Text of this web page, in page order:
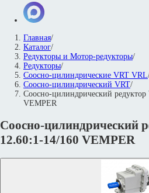
Главная/
Каталог/
Редукторы и Мотор-редукторы/
Редукторы/
Соосно-цилиндрические VRT VRL
Cоосно-цилиндрический VRT/
Соосно-цилиндрический
VEMPER
Соосно-цилиндрический
12.60:1-14/160 VEMPER